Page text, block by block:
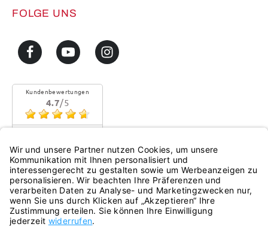
FOLGE UNS
Kundenbewertungen
4.7/5
eKomi